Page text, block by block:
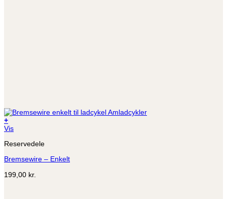
+
Dette
har
varianter.
kan
Vis
Reservedele
Bremsewire – Enkelt
199,00 kr.